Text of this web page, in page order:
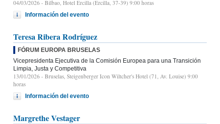
04/03/2026 - Bilbao, Hotel Ercilla (Ercilla, 37-39) 9:00 horas
Información del evento
Teresa Ribera Rodríguez
FÓRUM EUROPA BRUSELAS
Vicepresidenta Ejecutiva de la Comisión Europea para una Transición
Limpia, Justa y Competitiva
13/01/2026 - Bruselas, Steigenberger Icon Wiltcher's Hotel (71, Av. Louise) 9:00
horas
Información del evento
Margrethe Vestager